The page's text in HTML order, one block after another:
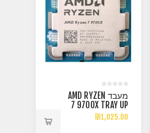
מעבד AMD RYZEN
7 9700X TRAY UP
TO 5.5GHZ 8
CORES RADEON
₪1,025.00